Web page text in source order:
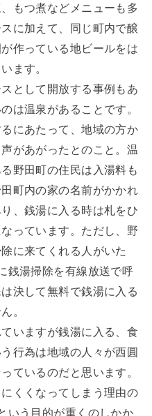
もつ煮などメニューも多
に加えて、同じ町内で醸
作っている地ビールをは
ます。
として開放する事例もあ
は温泉があることです。
にあたって、地域の方か
があがったとのこと。温
野田町の住民は入湯料も
町内の家の名前がかかれ
、銭湯に入る時は札をひ
っています。ただし、野
に来てくれる人がいた
銭湯掃除を有線放送で呼
決して無料で銭湯に入る
。
いますが銭湯に入る、食
行為は地域の人々が西圓
ているのだと思います。
くくなってしまう理由の
いう目的が重くのしかか